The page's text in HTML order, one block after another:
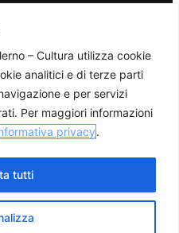
– Cultura utilizza cookie
analitici e di terze parti
e per servizi
Per maggiori informazioni
privacy.
tutti
– Tutti i diritti riservati